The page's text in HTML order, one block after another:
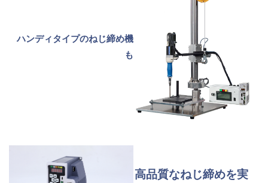
ハンディタイプのねじ締め機
も
高品質なねじ締めを実